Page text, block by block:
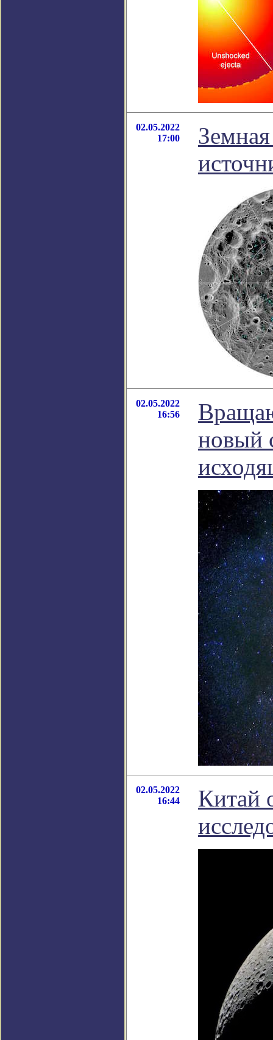
02.05.2022
17:00
02.05.2022
16:56
новый
02.05.2022
16:44
Китай